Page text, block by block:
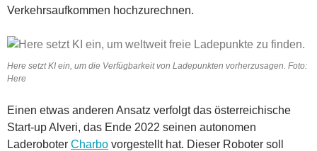
Verkehrsaufkommen hochzurechnen.
Here setzt KI ein, um die Verfügbarkeit von Ladepunkten vorherzusagen. Foto:
Here
Einen etwas anderen Ansatz verfolgt das österreichische
Start-up Alveri, das Ende 2022 seinen autonomen
Laderoboter Charbo vorgestellt hat. Dieser Roboter soll